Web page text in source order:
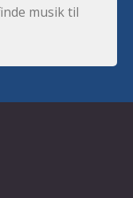
musik til